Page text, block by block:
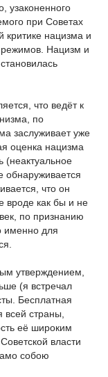
узаконенного
при Советах
критике нацизма и
режимов. Нацизм и
что ведёт к
по
заслуживает уже
оценка нацизма
(неактуальное
обнаруживается
что он
вроде как бы и не
по признанию
именно для
утверждением,
(я встречал
Бесплатная
страны,
её широким
власти
собою